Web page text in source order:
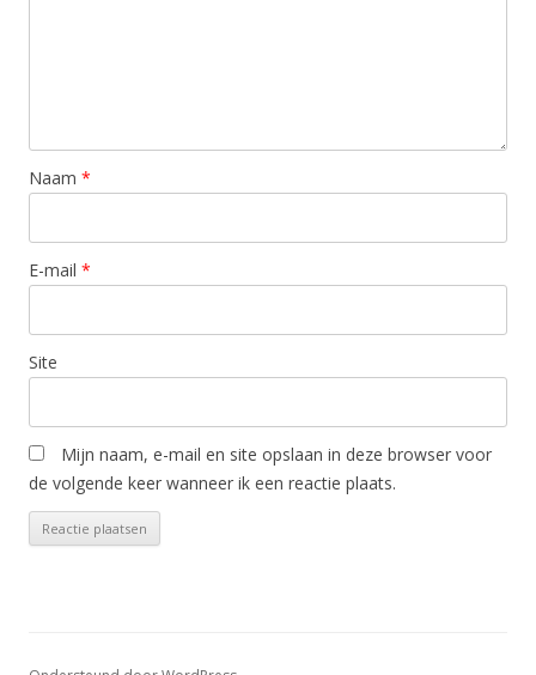
Naam *
E-mail *
Site
Mijn naam, e-mail en site opslaan in deze browser voor
de volgende keer wanneer ik een reactie plaats.